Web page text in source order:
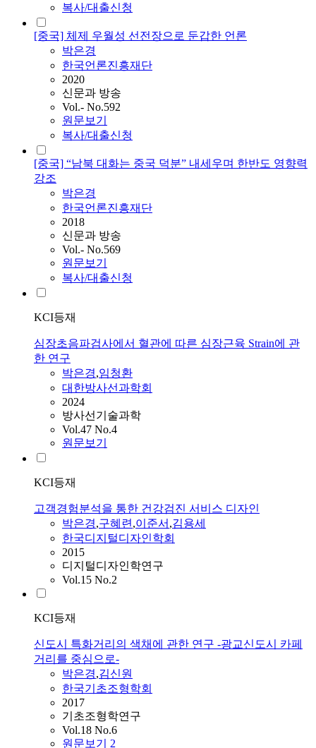
복사/대출신청
[중국] 체제 우월성 선전장으로 둔갑한 언론
박은경
한국언론진흥재단
2020
신문과 방송
Vol.- No.592
원문보기
복사/대출신청
[중국] “남북 대화는 중국 덕분” 내세우며 한반도 영향력
강조
박은경
한국언론진흥재단
2018
신문과 방송
Vol.- No.569
원문보기
복사/대출신청
KCI등재
심장초음파검사에서 혈관에 따른 심장근육 Strain에 관
한 연구
박은경,임청환
대한방사선과학회
2024
방사선기술과학
Vol.47 No.4
원문보기
KCI등재
고객경험분석을 통한 건강검진 서비스 디자인
박은경,구혜련,이준서 ,김용세
한국디지털디자인학회
2015
디지털디자인학연구
Vol.15 No.2
KCI등재
신도시 특화거리의 색채에 관한 연구 -광교신도시 카페
거리를 중심으로-
박은경,김신원
한국기초조형학회
2017
기초조형학연구
Vol.18 No.6
원문보기 2